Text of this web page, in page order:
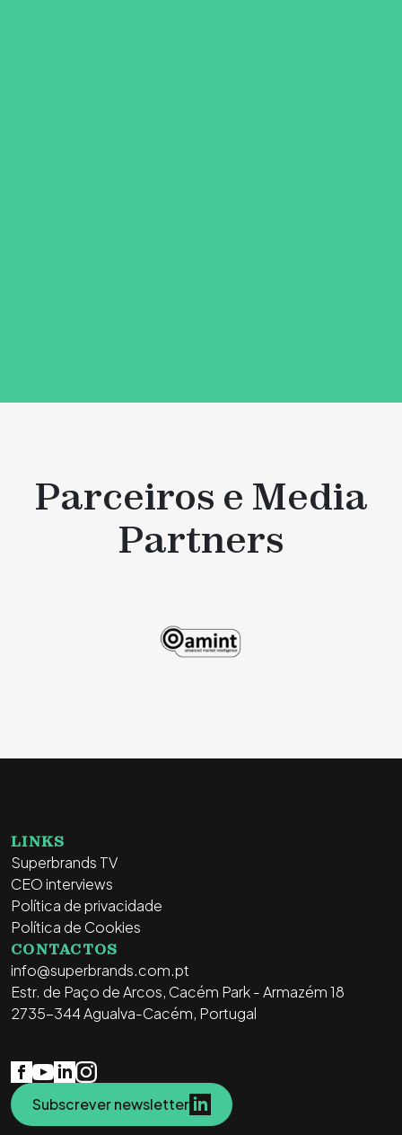
Parceiros e Media
Partners
LINKS
Superbrands TV
CEO interviews
Política de privacidade
Política de Cookies
CONTACTOS
info@superbrands.com.pt
Estr. de Paço de Arcos, Cacém Park - Armazém 18
2735-344 Agualva-Cacém, Portugal
Subscrever newsletter